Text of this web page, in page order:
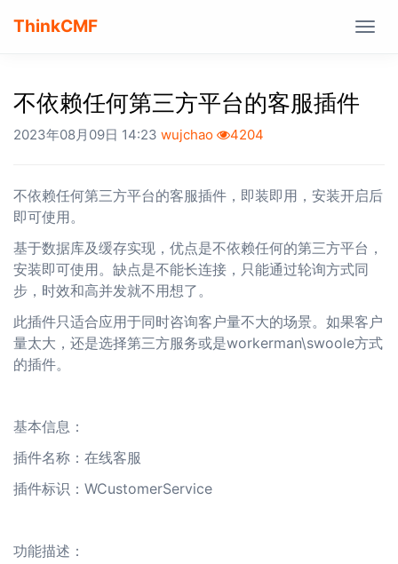
ThinkCMF
不依赖任何第三方平台的客服插件
2023年08月09日 14:23 wujchao 4204
不依赖任何第三方平台的客服插件，即装即用，安装开启后
即可使用。
基于数据库及缓存实现，优点是不依赖任何的第三方平台，
安装即可使用。缺点是不能长连接，只能通过轮询方式同
步，时效和高并发就不用想了。
此插件只适合应用于同时咨询客户量不大的场景。如果客户
量太大，还是选择第三方服务或是workerman\swoole方式
的插件。
基本信息：
插件名称：在线客服
插件标识： WCustomerService
功能描述：